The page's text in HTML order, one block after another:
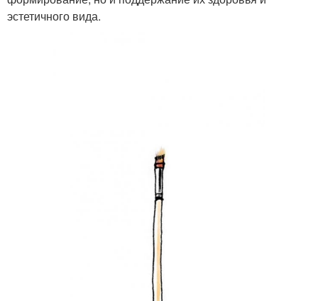
эстетичного вида.